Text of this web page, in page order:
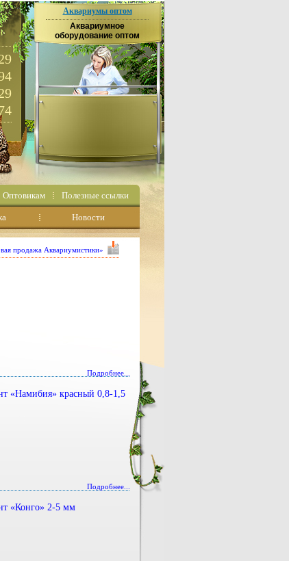
Аквариумы оптом
Аквариумное
оборудование оптом
Оптовикам Полезные ссылки
Новости
продажа Аквариумистики»
Подробнее...
«Намибия» красный 0,8-1,5
Подробнее...
«Конго» 2-5 мм